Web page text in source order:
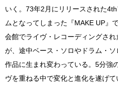
いく。73年2月にリリースされた
ムとなってしまった『MAKE UP』
会館でライヴ・レコーディングさ
が、途中ベース・ソロやドラム・
作品に生まれ変わっている。5分強
ヴを重ねる中で変化と進化を遂げて